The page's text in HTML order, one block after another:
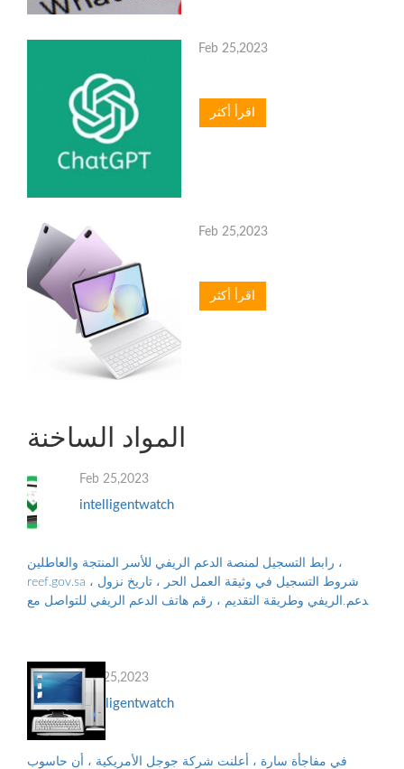
Feb 25,2023
اقرأ أكثر
Feb 25,2023
اقرأ أكثر
المواد الساخنة
Feb 25,2023
intelligentwatch
رابط التسجيل لمنصة الدعم الريفي للأسر المنتجة والعاطلين ،
reef.gov.sa ، شروط التسجيل في وثيقة العمل الحر ، تاريخ نزول
الدعم الريفي وطريقة التقديم ، رقم هاتف الدعم الريفي للتواصل مع
Feb 25,2023
intelligentwatch
في مفاجأة سارة ، أعلنت شركة جوجل الأمريكية ، أن حاسوب